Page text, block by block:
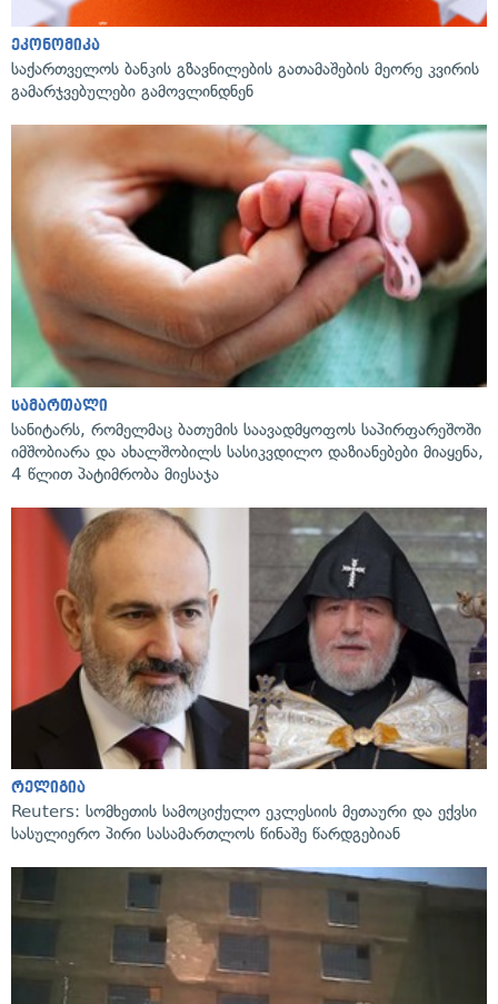
ეკონომიკა
საქართველოს ბანკის გზავნილების გათამაშების მეორე კვირის
გამარჯვებულები გამოვლინდნენ
სამართალი
სანიტარს, რომელმაც ბათუმის საავადმყოფოს საპირფარეშოში
იმშობიარა და ახალშობილს სასიკვდილო დაზიანებები მიაყენა,
4 წლით პატიმრობა მიესაჯა
რელიგია
Reuters: სომხეთის სამოციქულო ეკლესიის მეთაური და ექვსი
სასულიერო პირი სასამართლოს წინაშე წარდგებიან